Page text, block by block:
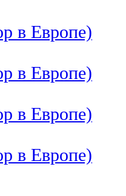
в Европе)
в Европе)
в Европе)
в Европе)